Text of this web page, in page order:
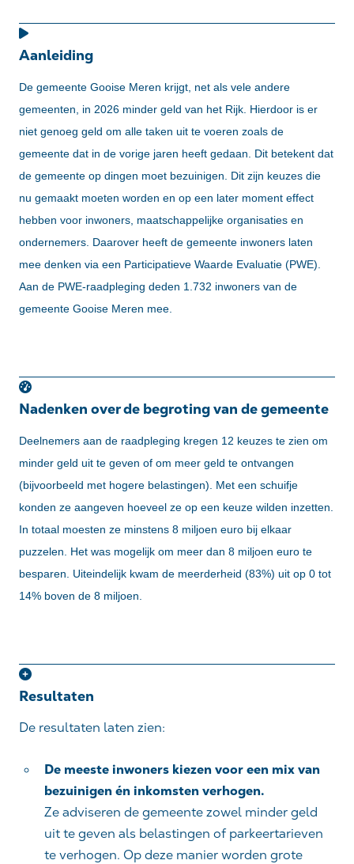
Aanleiding
De gemeente Gooise Meren krijgt, net als vele andere
gemeenten, in 2026 minder geld van het Rijk. Hierdoor is er
niet genoeg geld om alle taken uit te voeren zoals de
gemeente dat in de vorige jaren heeft gedaan. Dit betekent dat
de gemeente op dingen moet bezuinigen. Dit zijn keuzes die
nu gemaakt moeten worden en op een later moment effect
hebben voor inwoners, maatschappelijke organisaties en
ondernemers. Daarover heeft de gemeente inwoners laten
mee denken via een Participatieve Waarde Evaluatie (PWE).
Aan de PWE-raadpleging deden 1.732 inwoners van de
gemeente Gooise Meren mee.
Nadenken over de begroting van de gemeente
Deelnemers aan de raadpleging kregen 12 keuzes te zien om
minder geld uit te geven of om meer geld te ontvangen
(bijvoorbeeld met hogere belastingen). Met een schuifje
konden ze aangeven hoeveel ze op een keuze wilden inzetten.
In totaal moesten ze minstens 8 miljoen euro bij elkaar
puzzelen. Het was mogelijk om meer dan 8 miljoen euro te
besparen. Uiteindelijk kwam de meerderheid (83%) uit op 0 tot
14% boven de 8 miljoen.
Resultaten
De resultaten laten zien:
De meeste inwoners kiezen voor een mix van
bezuinigen én inkomsten verhogen.
Ze adviseren de gemeente zowel minder geld
uit te geven als belastingen of parkeertarieven
te verhogen. Op deze manier worden grote